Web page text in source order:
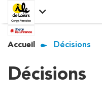
Activités
Groupes
Accueil Décisions
Décisions
−
Panneau de gestion des